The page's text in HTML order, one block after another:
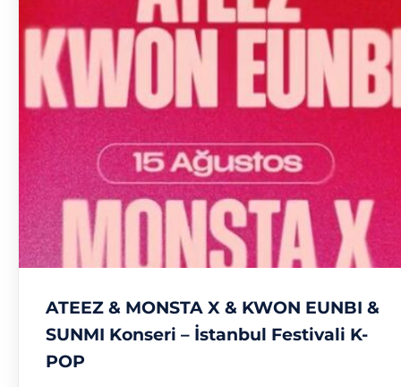
ATEEZ & MONSTA X & KWON EUNBI &
SUNMI Konseri – İstanbul Festivali K-
POP